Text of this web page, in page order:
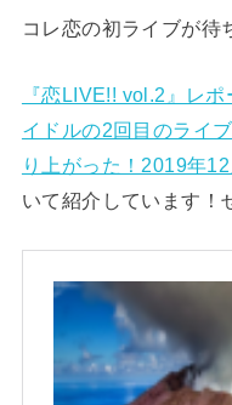
コレ恋の初ライブが待
『恋LIVE!! vol.2』レ
イドルの2回目のライ
り上がった！2019年
いて紹介しています！